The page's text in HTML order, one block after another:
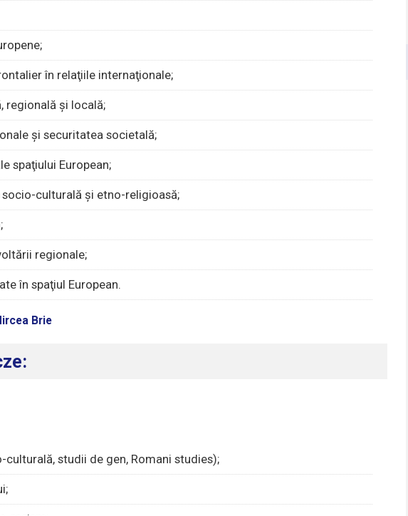
în relaţiile internaţionale;
regională şi locală;
şi securitatea societală;
spaţiului European;
socio-culturală şi etno-religioasă;
regionale;
în spaţiul European.
Brie
studii de gen, Romani studies);